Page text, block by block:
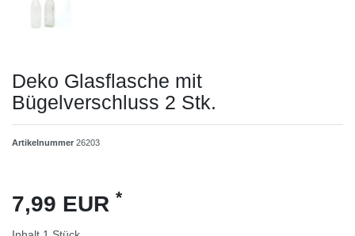
Deko Glasflasche mit
Bügelverschluss 2 Stk.
Artikelnummer 26203
7,99 EUR *